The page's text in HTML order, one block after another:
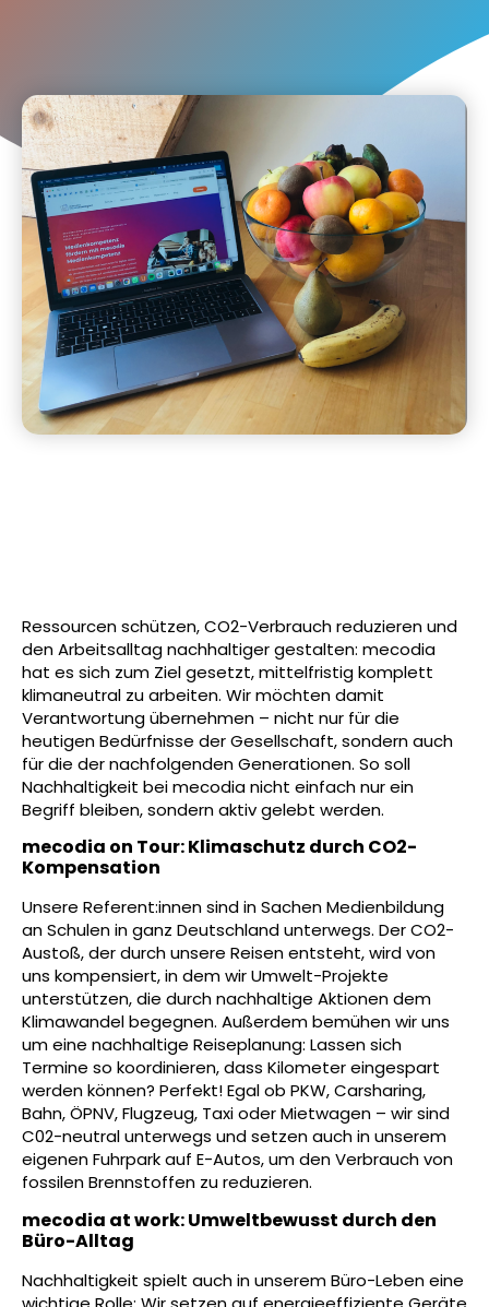
Ressourcen schützen, CO2-Verbrauch reduzieren und
den Arbeitsalltag nachhaltiger gestalten: mecodia
hat es sich zum Ziel gesetzt, mittelfristig komplett
klimaneutral zu arbeiten. Wir möchten damit
Verantwortung übernehmen – nicht nur für die
heutigen Bedürfnisse der Gesellschaft, sondern auch
für die der nachfolgenden Generationen. So soll
Nachhaltigkeit bei mecodia nicht einfach nur ein
Begriff bleiben, sondern aktiv gelebt werden.
mecodia on Tour: Klimaschutz durch CO2-
Kompensation
Unsere Referent:innen sind in Sachen Medienbildung
an Schulen in ganz Deutschland unterwegs. Der CO2-
Austoß, der durch unsere Reisen entsteht, wird von
uns kompensiert, in dem wir Umwelt-Projekte
unterstützen, die durch nachhaltige Aktionen dem
Klimawandel begegnen. Außerdem bemühen wir uns
um eine nachhaltige Reiseplanung: Lassen sich
Termine so koordinieren, dass Kilometer eingespart
werden können? Perfekt! Egal ob PKW, Carsharing,
Bahn, ÖPNV, Flugzeug, Taxi oder Mietwagen ­– wir sind
C02-neutral unterwegs und setzen auch in unserem
eigenen Fuhrpark auf E-Autos, um den Verbrauch von
fossilen Brennstoffen zu reduzieren.
mecodia at work: Umweltbewusst durch den
Büro-Alltag
Nachhaltigkeit spielt auch in unserem Büro-Leben eine